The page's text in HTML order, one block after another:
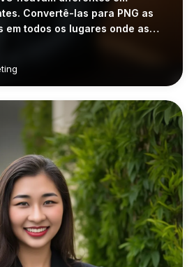
Convertê-las para PNG as
em todos os lugares onde as